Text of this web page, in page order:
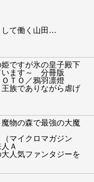
て働く山田 …
ですが氷の皇子殿下
います～ 分冊版
ＴＯ／鴉羽凛燈
族でありながら虐げ
物の森で最強の大魔
マイクロマガジン
Ａ
大人気ファンタジーを